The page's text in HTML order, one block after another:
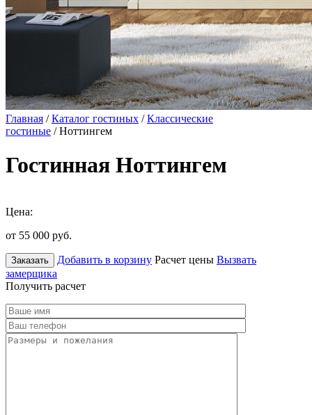
Главная /Каталог гостиных /Классические
гостиные / Ноттингем
Гостинная Ноттингем
Цена:
от 55 000 руб.
Заказать Добавить в корзину Расчет цены Вызвать
замерщика
Получить расчет